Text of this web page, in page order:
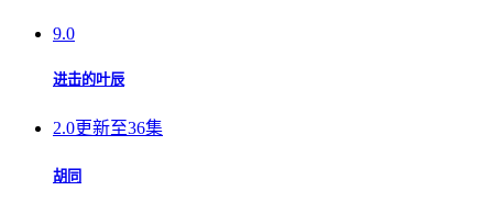
9.0
进击的叶辰
2.0更新至36集
胡同